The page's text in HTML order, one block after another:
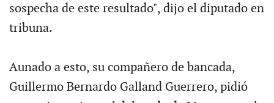
sospecha de este resultado", dijo el diputado en
tribuna.
Aunado a esto, su compañero de bancada,
Guillermo Bernardo Galland Guerrero, pidió